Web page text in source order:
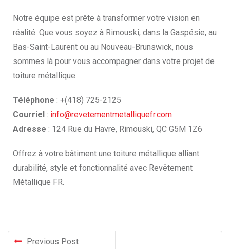
Notre équipe est prête à transformer votre vision en
réalité. Que vous soyez à Rimouski, dans la Gaspésie, au
Bas-Saint-Laurent ou au Nouveau-Brunswick, nous
sommes là pour vous accompagner dans votre projet de
toiture métallique.
Téléphone : +(418) 725-2125
Courriel : info@revetementmetalliquefr.com
Adresse : 124 Rue du Havre, Rimouski, QC G5M 1Z6
Offrez à votre bâtiment une toiture métallique alliant
durabilité, style et fonctionnalité avec Revêtement
Métallique FR.
Previous Post